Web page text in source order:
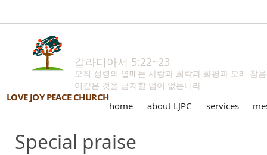
LOVE JOY PEACE CHURCH
갈라디아서 5:22~23
오직 성령의 열매는 사랑과 희락과 화평과 오래 참
이같은 것을 금지할 법이 없는니라
services
about LJPC
home
Special praise